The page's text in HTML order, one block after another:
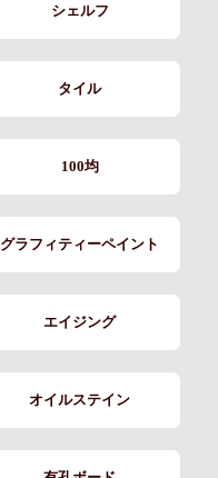
シェルフ
タイル
100均
グラフィティーペイント
エイジング
オイルステイン